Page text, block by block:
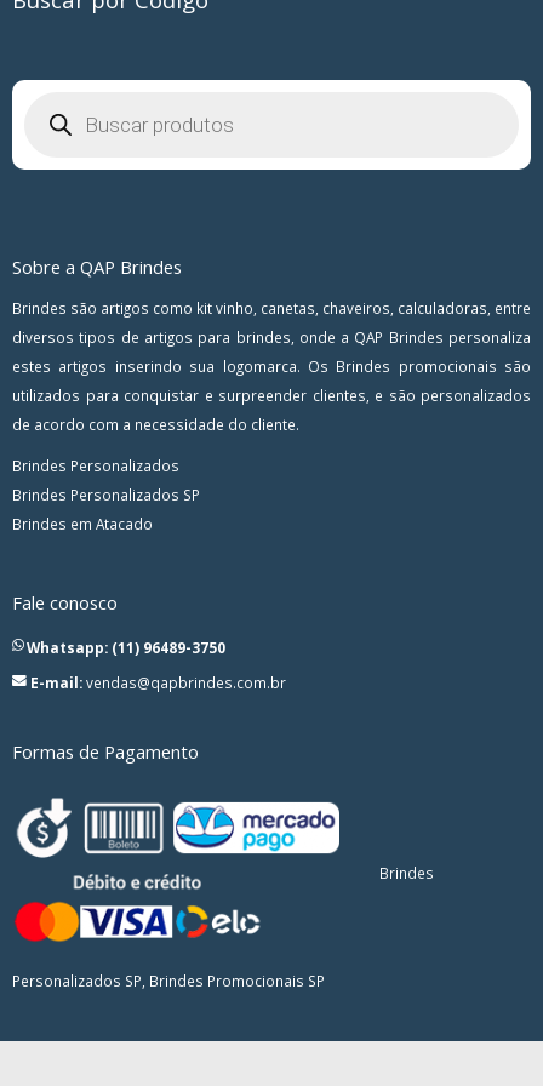
produtos
Sobre a QAP Brindes
Brindes são artigos como kit vinho, canetas, chaveiros, calculadoras, entre
diversos tipos de artigos para brindes, onde a QAP Brindes personaliza
estes artigos inserindo sua logomarca. Os Brindes promocionais são
utilizados para conquistar e surpreender clientes, e são personalizados
de acordo com a necessidade do cliente.
Brindes Personalizados
Brindes Personalizados SP
Brindes em Atacado
Fale conosco
Whatsapp: (11) 96489-3750
E-mail:vendas@qapbrindes.com.br
Formas de Pagamento
Brindes
Personalizados SP, Brindes Promocionais SP